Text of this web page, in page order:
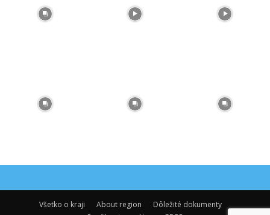
Všetko o kraji
About region
Dôležité dokumenty